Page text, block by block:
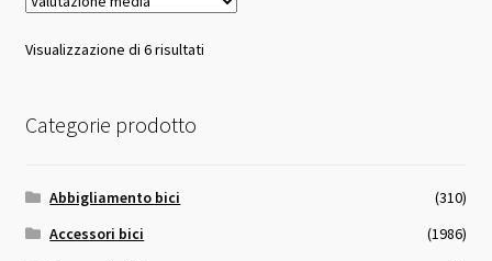
Visualizzazione di 6 risultatiValutazione
Categorie prodotto
Abbigliamento bici
(310)
Accessori bici
(1986)